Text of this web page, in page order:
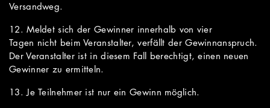
Versandweg.
12. Meldet sich der Gewinner innerhalb von vier
Tagen nicht beim Veranstalter, verfällt der Gewinnanspruch.
Der Veranstalter ist in diesem Fall berechtigt, einen neuen
Gewinner zu ermitteln.
13. Je Teilnehmer ist nur ein Gewinn möglich.